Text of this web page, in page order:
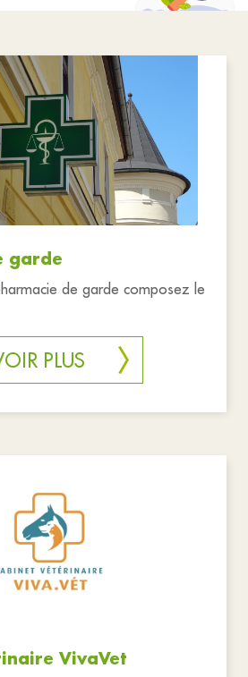
Services publics
garde
de garde composez le
PLUS
VivaVet